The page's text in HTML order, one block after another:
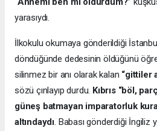
yarasıydı.
İlkokulu okumaya gönderildiği
döndüğünde dedesinin öldüğünü
silinmez bir anı olarak kalan “gittiler
sözü çınlayıp durdu. Kıbrıs “böl,
güneş batmayan imparatorluk
altındaydı. Babası gönderdiği İngiliz